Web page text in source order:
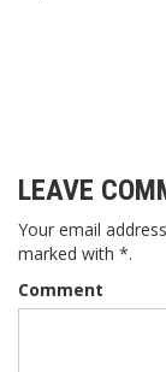
LEAVE
Your email
marked with *.
Comment